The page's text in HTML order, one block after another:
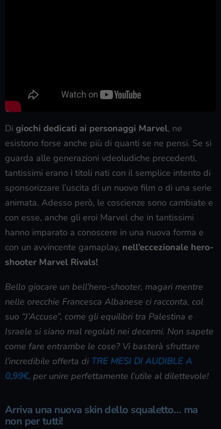
Di giochi dedicati ai personaggi Marvel, ne
esistono forse anche più di quanti se ne pensi. Se si
guarda alle generazioni vdeoludiche precedenti,
tantissimi erano i titoli nati con il semplice intento di
sponsorizzare l’uscita di un nuovo film o di una serie
animata. Adesso però, le coscienze sono cambiate e
con esse, anche gli eroi Marvel che in tantissimi
hanno imparato a conoscere in una nuova forma e
con un avvincente gamaplay, nell’eccezionale hero-
shooter Marvel Rivals!
Bello giocare un bell’hero-shooter, magari mentre
nelle orecchie Francesca Albanese ci racconta, col
suo “J’Accuse”, come gli equilibri tra Palestina e
Israele si siano mal regolati nei decenni. Non sapete
come fare entrambe le cose? Vi basterà sfruttare
l’incredibile offerta di TRE MESI DI AUDIBLE A
0,99€, per unire perfettamente l’utile al dilettevole!
Arriva una nuova skin dello squaletto… ma
non per tutti!